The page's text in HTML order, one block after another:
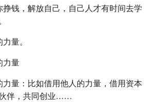
钱，解放自己，自己人才有时间去学
量。
力量
量：比如借用他人的力量，借用资本
伴，共同创业……